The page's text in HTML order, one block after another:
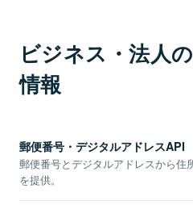
ビジネス・法人
情報
郵便番号・デジタルアドレスAPI
郵便番号とデジタルアドレスから住
を提供。